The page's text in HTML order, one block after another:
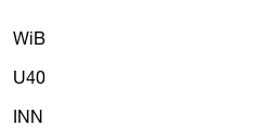
WiB
U40
INN